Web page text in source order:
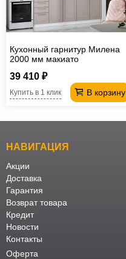
Кухонный гарнитур Милена
2000 мм макиато
39 410 ₽
В корзину
Купить в 1 клик
НАВИГАЦИЯ
Акции
Доставка
Гарантия
Возврат товара
Кредит
Новости
Контакты
Оферта